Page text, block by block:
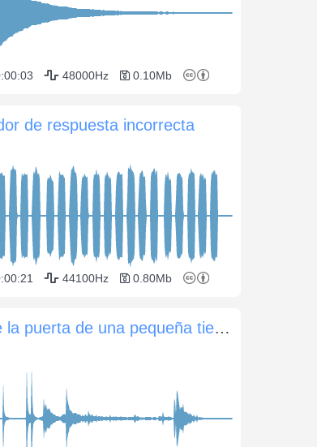
48000Hz 0.10Mb
de respuesta incorrecta
44100Hz 0.80Mb
Se abre la puerta de una pequeña tienda, suena el timbre adjunto